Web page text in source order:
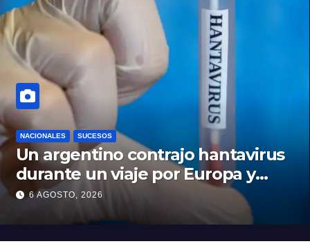
NACIONALES SUCESOS
Un argentino contrajo hantavirus
durante un viaje por Europa y
permanece aislado en España
6 AGOSTO, 2026